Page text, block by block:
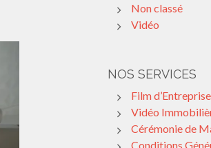
Non classé
Vidéo
NOS SERVICES
Film
Vidéo
Cérémonie de
Conditions